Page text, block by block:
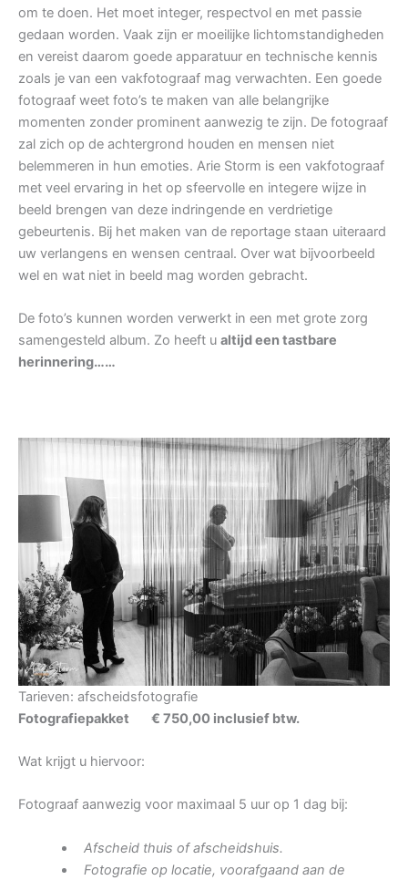
om te doen. Het moet integer, respectvol en met passie
gedaan worden. Vaak zijn er moeilijke lichtomstandigheden
en vereist daarom goede apparatuur en technische kennis
zoals je van een vakfotograaf mag verwachten. Een goede
fotograaf weet foto’s te maken van alle belangrijke
momenten zonder prominent aanwezig te zijn. De fotograaf
zal zich op de achtergrond houden en mensen niet
belemmeren in hun emoties. Arie Storm is een vakfotograaf
met veel ervaring in het op sfeervolle en integere wijze in
beeld brengen van deze indringende en verdrietige
gebeurtenis. Bij het maken van de reportage staan uiteraard
uw verlangens en wensen centraal. Over wat bijvoorbeeld
wel en wat niet in beeld mag worden gebracht.
De foto’s kunnen worden verwerkt in een met grote zorg
samengesteld album. Zo heeft u altijd een tastbare
herinnering……
Tarieven: afscheidsfotografie
Fotografiepakket € 750,00 inclusief btw.
Wat krijgt u hiervoor:
Fotograaf aanwezig voor maximaal 5 uur op 1 dag bij:
Afscheid thuis of afscheidshuis.
Fotografie op locatie, voorafgaand aan de